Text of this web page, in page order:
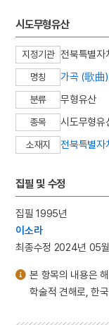
시도무형유산
지정기관 전북특별자
명칭 가곡 (歌曲)
분류 무형유산
종목 시도무형
소재지 전북특별자
집필 및 수정
집필 1995년
이소라
최종수정 2024년 05
본 항목의 내용은
학술적 견해로, 한